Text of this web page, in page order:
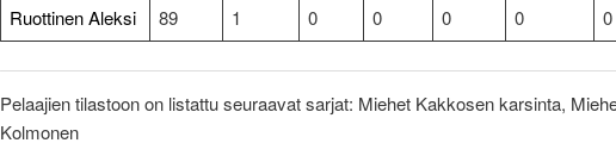
Ruottinen Aleksi
89 1 0 0 0 0 0
Pelaajien tilastoon on listattu seuraavat sarjat: Miehet Kakkosen karsinta,
Kolmonen